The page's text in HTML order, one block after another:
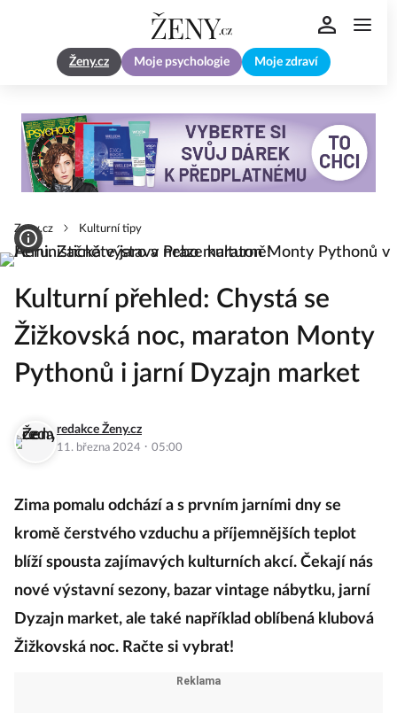
Ženy.cz Moje psychologie Moje zdraví
Zeny.cz Kulturní tipy
Kulturní přehled: Chystá se
Žižkovská noc, maraton Monty
Pythonů i jarní Dyzajn market
redakce Ženy.cz
11. března 2024 · 05:00
Zima pomalu odchází a s prvním jarními dny se
kromě čerstvého vzduchu a příjemnějších teplot
blíží spousta zajímavých kulturních akcí. Čekají nás
nové výstavní sezony, bazar vintage nábytku, jarní
Dyzajn market, ale také například oblíbená klubová
Žižkovská noc. Račte si vybrat!